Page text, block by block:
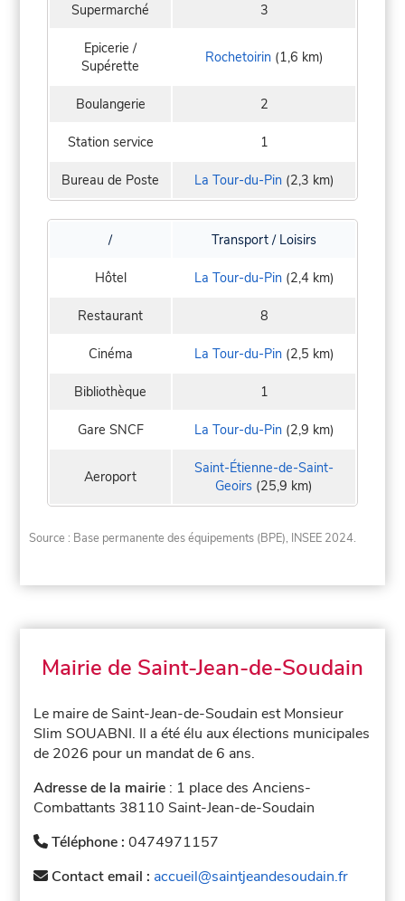
Supermarché 3
Epicerie /
Supérette
Rochetoirin(1,6 km)
Boulangerie 2
Station service 1
Bureau de Poste La Tour-du-Pin(2,3 km)
/ Transport / Loisirs
Hôtel La Tour-du-Pin(2,4 km)
Restaurant 8
Cinéma La Tour-du-Pin(2,5 km)
Bibliothèque 1
Gare SNCF La Tour-du-Pin(2,9 km)
Aeroport
Saint-Étienne-de-Saint-
Geoirs (25,9 km)
Source : Base permanente des équipements (BPE), INSEE 2024.
Mairie de Saint-Jean-de-Soudain
Le maire de Saint-Jean-de-Soudain est Monsieur
Slim SOUABNI. Il a été élu aux élections municipales
de 2026 pour un mandat de 6 ans.
Adresse de la mairie : 1 place des Anciens-
Combattants 38110 Saint-Jean-de-Soudain
Téléphone :0474971157
Contact email : accueil@saintjeandesoudain.fr